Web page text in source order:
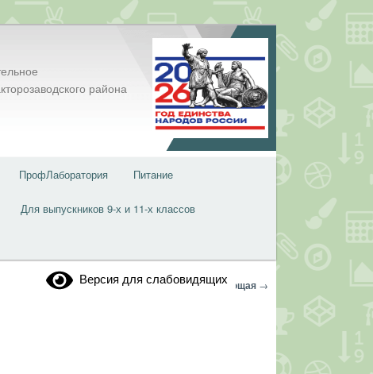
района
ПрофЛаборатория Питание
Для выпускников 9-х и 11-х классов
Версия для слабовидящих
Навигация
← Предыдущая Следующая →